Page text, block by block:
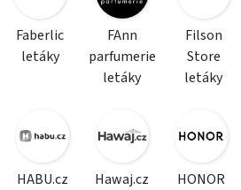
Faberlic
letáky
FAnn
parfumerie
letáky
Filson
Store
letáky
HABU.cz
Hawaj.cz
HONOR